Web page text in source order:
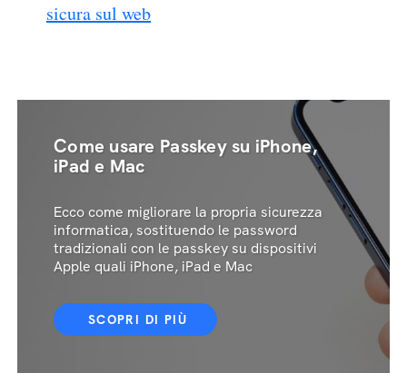
sicura sul web
Come usare Passkey su iPhone,
iPad e Mac
Ecco come migliorare la propria sicurezza
informatica, sostituendo le password
tradizionali con le passkey su dispositivi
Apple quali iPhone, iPad e Mac
SCOPRI DI PIÙ